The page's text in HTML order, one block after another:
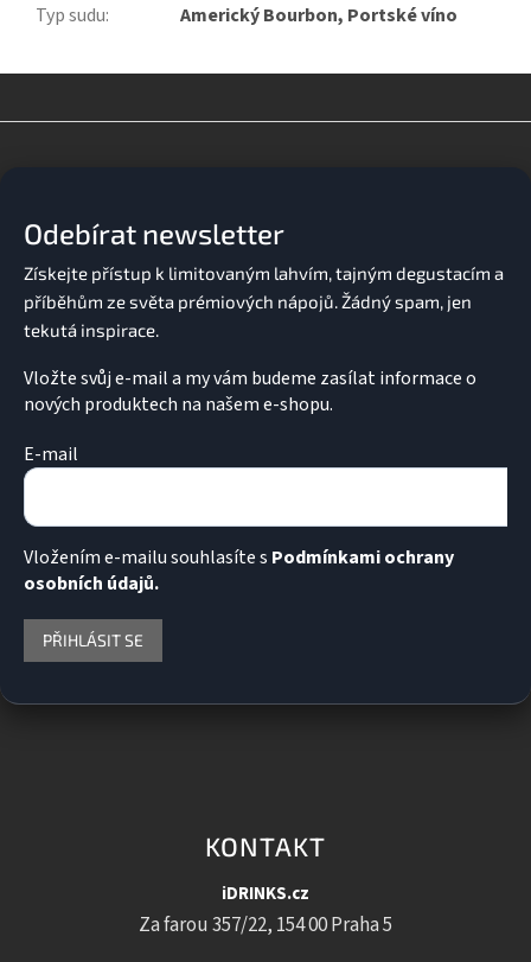
Typ sudu: Americký Bourbon, Portské víno
Odebírat newsletter
Vložte svůj e-mail a my vám budeme zasílat informace o
nových produktech na našem e-shopu.
E-mail
Vložením e-mailu souhlasíte s Podmínkami ochrany
osobních údajů.
PŘIHLÁSIT SE
KONTAKT
iDRINKS.cz
Za farou 357/22, 154 00 Praha 5